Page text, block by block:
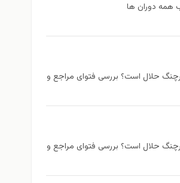
حلال است؟ بررسی فتوای مراجع و
حلال است؟ بررسی فتوای مراجع و